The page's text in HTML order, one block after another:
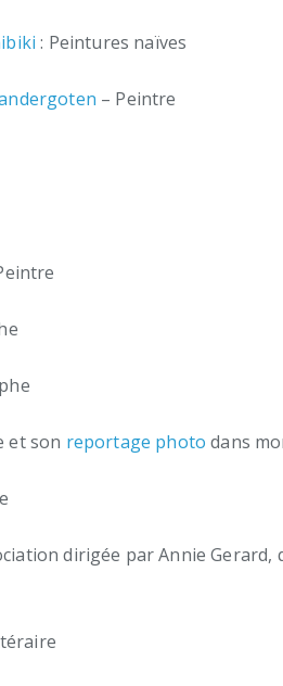
: Peintures naïves
– Peintre
et son reportage photo dans
dirigée par Annie